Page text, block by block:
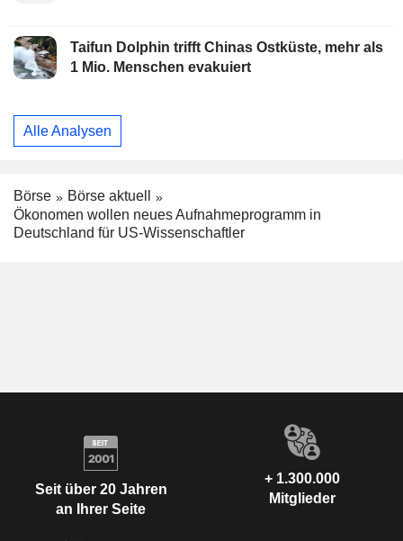
Taifun Dolphin trifft Chinas Ostküste, mehr als
1 Mio. Menschen evakuiert
Alle Analysen
Börse
Börse aktuell
Ökonomen wollen neues Aufnahmeprogramm in
Deutschland für US-Wissenschaftler
Seit über 20 Jahren
an Ihrer Seite
+ 1.300.000
Mitglieder